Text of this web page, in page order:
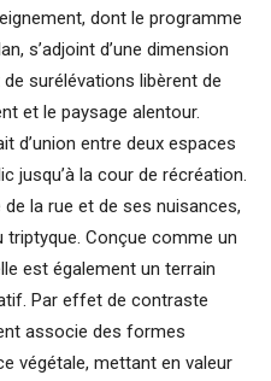
dont le programme
s’adjoint d’une dimension
de surélévations libèrent de
et le paysage alentour.
d’union entre deux espaces
jusqu’à la cour de récréation.
la rue et de ses nuisances,
triptyque. Conçue comme un
est également un terrain
Par effet de contraste
associe des formes
végétale, mettant en valeur